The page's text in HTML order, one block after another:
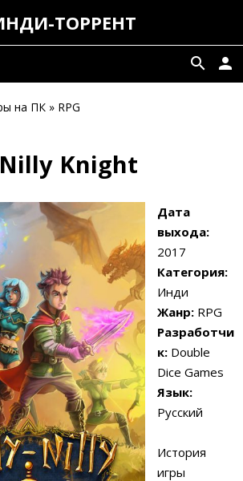
ТОРРЕНТ
person
search
на ПК » RPG
Knight
Дата
выхода:
2017
Категория:
Инди
Жанр: RPG
Разработчи
к: Double
Dice Games
Язык:
Русский
История
игры